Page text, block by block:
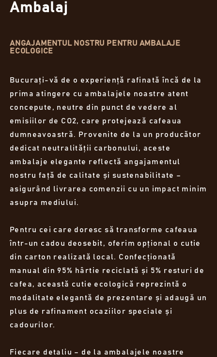
Ambalaj
ANGAJAMENTUL NOSTRU PENTRU AMBALAJE
ECOLOGICE
Bucurați-vă de o experiență rafinată încă de la
prima atingere cu ambalajele noastre atent
concepute, neutre din punct de vedere al
emisiilor de CO2, care protejează cafeaua
dumneavoastră. Provenite de la un producător
dedicat neutralității carbonului, aceste
ambalaje elegante reflectă angajamentul
nostru față de calitate și sustenabilitate –
asigurând livrarea comenzii cu un impact minim
asupra mediului.
Pentru cei care doresc să transforme cafeaua
într-un cadou deosebit, oferim opțional o cutie
din carton realizată local. Confecționată
manual din 95% hârtie reciclată și 5% resturi de
cafea, această cutie ecologică reprezintă o
modalitate elegantă de prezentare și adaugă un
plus de rafinament ocaziilor speciale și
cadourilor.
Fiecare detaliu – de la ambalajele noastre